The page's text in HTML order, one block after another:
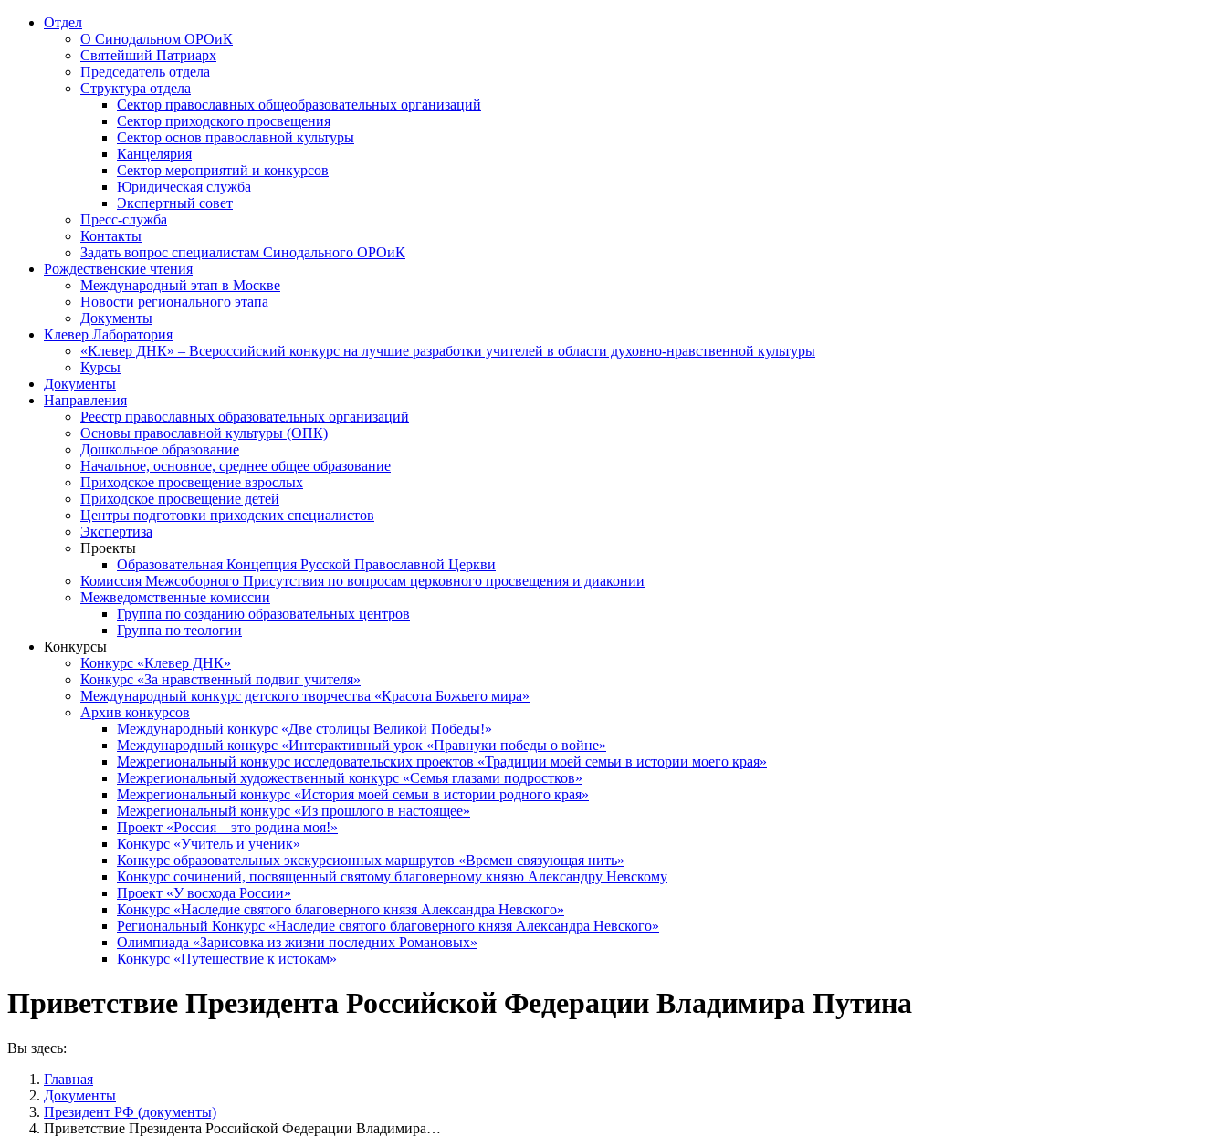
Отдел
О Синодальном ОРОиК
Святейший Патриарх
Председатель отдела
Структура отдела
Сектор православных общеобразовательных организаций
Сектор приходского просвещения
Сектор основ православной культуры
Канцелярия
Сектор мероприятий и конкурсов
Юридическая служба
Экспертный совет
Пресс-служба
Контакты
Задать вопрос специалистам Синодального ОРОиК
Рождественские чтения
Международный этап в Москве
Новости регионального этапа
Документы
Клевер Лаборатория
«Клевер ДНК» – Всероссийский конкурс на лучшие разработки учителей в области духовно-нравственной культуры
Курсы
Документы
Направления
Реестр православных образовательных организаций
Основы православной культуры (ОПК)
Дошкольное образование
Начальное, основное, среднее общее образование
Приходское просвещение взрослых
Приходское просвещение детей
Центры подготовки приходских специалистов
Экспертиза
Проекты
Образовательная Концепция Русской Православной Церкви
Комиссия Межсоборного Присутствия по вопросам церковного просвещения и диаконии
Межведомственные комиссии
Группа по созданию образовательных центров
Группа по теологии
Конкурсы
Конкурс «Клевер ДНК»
Конкурс «За нравственный подвиг учителя»
Международный конкурс детского творчества «Красота Божьего мира»
Архив конкурсов
Международный конкурс «Две столицы Великой Победы!»
Международный конкурс «Интерактивный урок «Правнуки победы о войне»
Межрегиональный конкурс исследовательских проектов «Традиции моей семьи в истории моего края»
Межрегиональный художественный конкурс «Семья глазами подростков»
Межрегиональный конкурс «История моей семьи в истории родного края»
Межрегиональный конкурс «Из прошлого в настоящее»
Проект «Россия – это родина моя!»
Конкурс «Учитель и ученик»
Конкурс образовательных экскурсионных маршрутов «Времен связующая нить»
Конкурс сочинений, посвященный святому благоверному князю Александру Невскому
Проект «У восхода России»
Конкурс «Наследие святого благоверного князя Александра Невского»
Региональный Конкурс «Наследие святого благоверного князя Александра Невского»
Олимпиада «Зарисовка из жизни последних Романовых»
Конкурс «Путешествие к истокам»
Приветствие Президента Российской Федерации Владимира Путина
Вы здесь:
Главная
Документы
Президент РФ (документы)
Приветствие Президента Российской Федерации Владимира…